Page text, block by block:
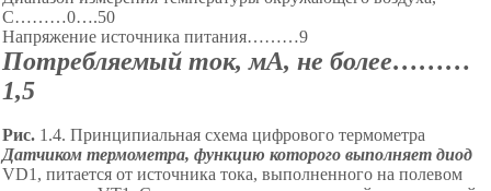
С………0….50
Напряжение источника питания………9
Потребляемый ток, мА, не более………
1,5
Рис. 1.4. Принципиальная схема цифрового термометра
Датчиком термометра, функцию которого выполняет диод
VD1, питается от источника тока, выполненного на полевом